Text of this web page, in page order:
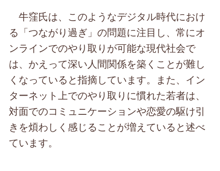
牛窪氏は、このようなデジタル時代におけ
る「つながり過ぎ」の問題に注目し、常にオ
ンラインでのやり取りが可能な現代社会で
は、かえって深い人間関係を築くことが難し
くなっていると指摘しています。また、イン
ターネット上でのやり取りに慣れた若者は、
対面でのコミュニケーションや恋愛の駆け引
きを煩わしく感じることが増えていると述べ
ています。